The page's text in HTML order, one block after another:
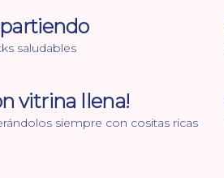
saludables
vitrina llena!
siempre con cositas ricas